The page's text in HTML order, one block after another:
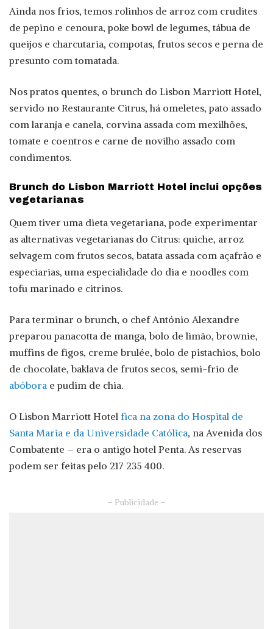
Ainda nos frios, temos rolinhos de arroz com crudites
de pepino e cenoura, poke bowl de legumes, tábua de
queijos e charcutaria, compotas, frutos secos e perna de
presunto com tomatada.
Nos pratos quentes, o brunch do Lisbon Marriott Hotel,
servido no Restaurante Citrus, há omeletes, pato assado
com laranja e canela, corvina assada com mexilhões,
tomate e coentros e carne de novilho assado com
condimentos.
Brunch do Lisbon Marriott Hotel inclui opções
vegetarianas
Quem tiver uma dieta vegetariana, pode experimentar
as alternativas vegetarianas do Citrus: quiche, arroz
selvagem com frutos secos, batata assada com açafrão e
especiarias, uma especialidade do dia e noodles com
tofu marinado e citrinos.
Para terminar o brunch, o chef António Alexandre
preparou panacotta de manga, bolo de limão, brownie,
muffins de figos, creme brulée, bolo de pistachios, bolo
de chocolate, baklava de frutos secos, semi-frio de
abóbora e pudim de chia.
O Lisbon Marriott Hotel fica na zona do Hospital de
Santa Maria e da Universidade Católica, na Avenida dos
Combatente – era o antigo hotel Penta. As reservas
podem ser feitas pelo 217 235 400.
– Publicidade –